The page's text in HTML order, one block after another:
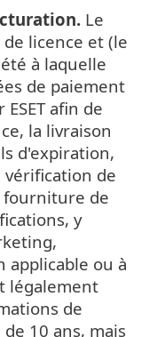
Le
licence et (le
à laquelle
de paiement
afin de
la livraison
d'expiration,
vérification de
fourniture de
y
applicable ou à
légalement
de
10 ans, mais